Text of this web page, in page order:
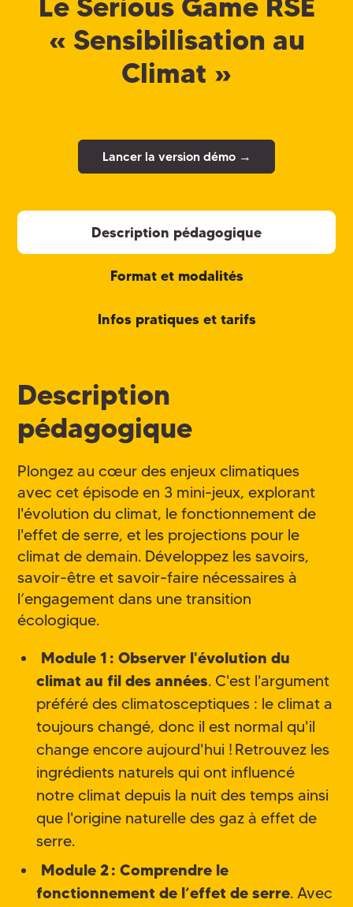
Le Serious Game RSE
« Sensibilisation au
Climat »
Lancer la version démo →
Description pédagogique
Format et modalités
Infos pratiques et tarifs
Description
pédagogique
Plongez au cœur des enjeux climatiques
avec cet épisode en 3 mini-jeux, explorant
l'évolution du climat, le fonctionnement de
l'effet de serre, et les projections pour le
climat de demain. Développez les savoirs,
savoir-être et savoir-faire nécessaires à
l’engagement dans une transition
écologique.
Module 1 : Observer l'évolution du
climat au fil des années. C'est l'argument
préféré des climatosceptiques : le climat a
toujours changé, donc il est normal qu'il
change encore aujourd'hui ! Retrouvez les
ingrédients naturels qui ont influencé
notre climat depuis la nuit des temps ainsi
que l'origine naturelle des gaz à effet de
serre.
Module 2 : Comprendre le
fonctionnement de l’effet de serre. Avec